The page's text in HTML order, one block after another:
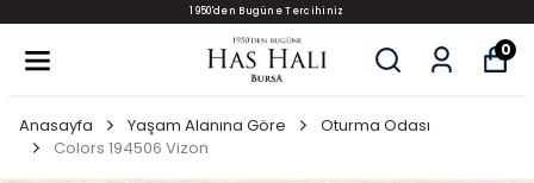
1950'den Bugüne Tercihiniz
0
Anasayfa Yaşam Alanına Göre
Oturma Odası
Colors 194506 Vizon